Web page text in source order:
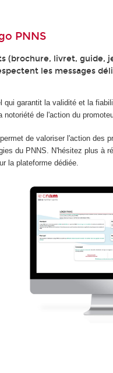
PNNS
(brochure, livret, guide,
les messages
qui garantit la validité et la
de l'action du
de valoriser l'action des
du PNNS. N'hésitez plus à
la plateforme dédiée.